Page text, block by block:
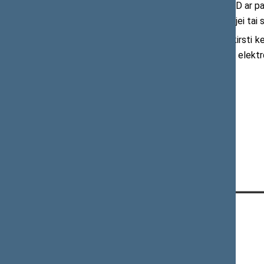
„Šiuo įstatymo papildymu NTAKD
paslaugų teikėjo saugomą informaciją, jei
Įstatymo projektu siekiama užkirsti
nuotolinei prekybai tabako gaminiais ar